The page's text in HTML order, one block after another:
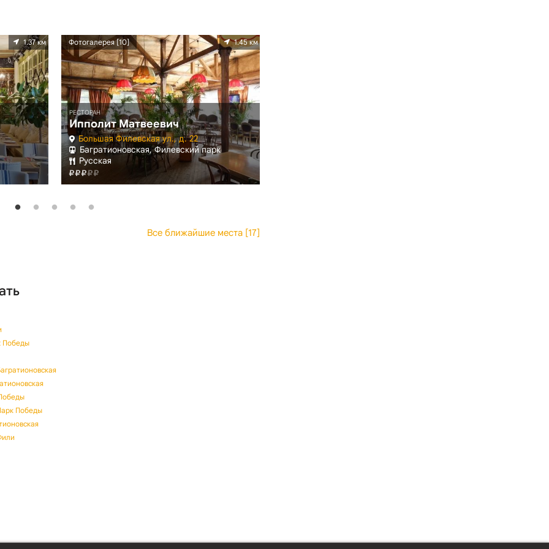
1.37 км Фотогалерея [10] 1.45 км
РЕСТОРАН
Ипполит Матвеевич
Большая Филевская ул., д. 22
Багратионовская, Филевский парк
Русская
Все ближайшие места [17]
Победы
Победы